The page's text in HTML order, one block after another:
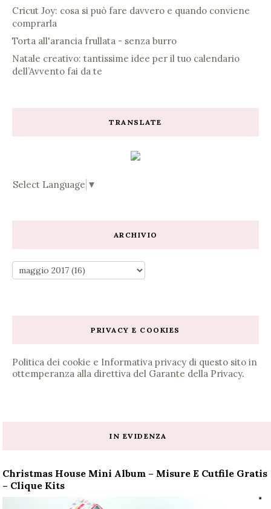
Cricut Joy: cosa si può fare davvero e quando conviene
comprarla
Torta all'arancia frullata - senza burro
Natale creativo: tantissime idee per il tuo calendario
dell’Avvento fai da te
TRANSLATE
Select Language ▼
ARCHIVIO
PRIVACY E COOKIES
Politica dei cookie e Informativa privacy di questo sito in
ottemperanza alla direttiva del Garante della Privacy.
IN EVIDENZA
Christmas House Mini Album – Misure E Cutfile Gratis
– Clique Kits